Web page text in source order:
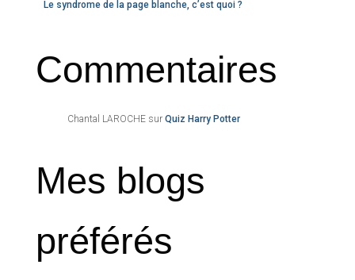
Le syndrome de la page blanche, c’est quoi ?
Commentaires
Chantal LAROCHE sur Quiz Harry Potter
Mes blogs
préférés